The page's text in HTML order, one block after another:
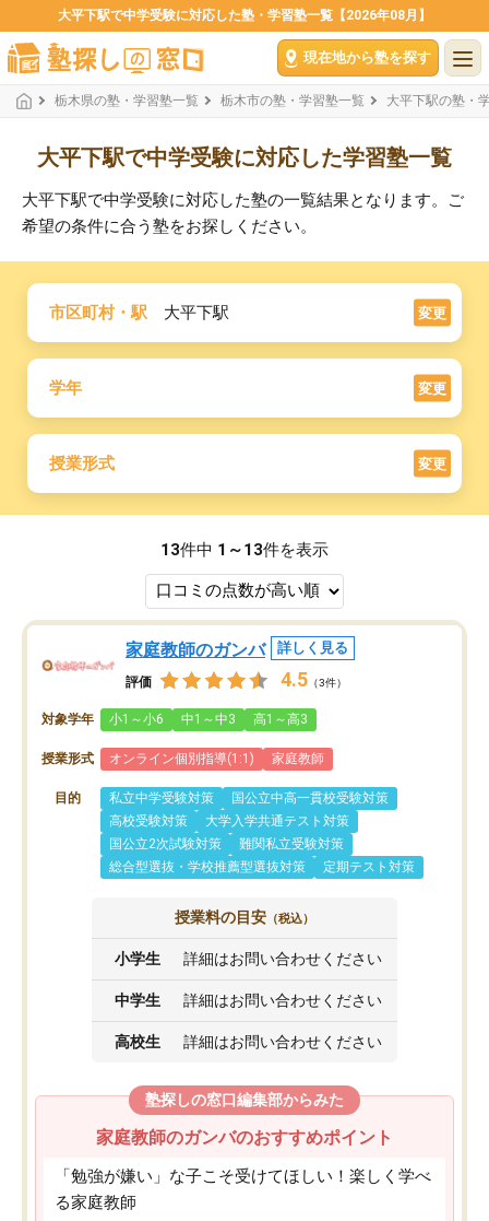
大平下駅で中学受験に対応した塾・学習塾一覧【2026年08月】
現在地から塾を探す
栃木県の塾・学習塾一覧 栃木市の塾・学習塾一覧 大平下駅の塾・
大平下駅で中学受験に対応した学習塾一覧
大平下駅で中学受験に対応した塾の一覧結果となります。ご
希望の条件に合う塾をお探しください。
市区町村・駅 大平下駅 変更
学年 変更
授業形式 変更
13件中 1～13件を表示
家庭教師のガンバ 詳しく見る
評価 4.5 （3件）
対象学年 小1～小6 中1～中3 高1～高3
授業形式 オンライン個別指導(1:1) 家庭教師
目的 私立中学受験対策
国公立中高一貫校受験対策
高校受験対策
大学入学共通テスト対策
国公立2次試験対策
難関私立受験対策
総合型選抜・学校推薦型選抜対策
定期テスト対策
授業料の目安 （税込）
小学生 詳細はお問い合わせください
中学生 詳細はお問い合わせください
高校生 詳細はお問い合わせください
塾探しの窓口編集部からみた
家庭教師のガンバのおすすめポイント
「勉強が嫌い」な子こそ受けてほしい！楽しく学べ
る家庭教師